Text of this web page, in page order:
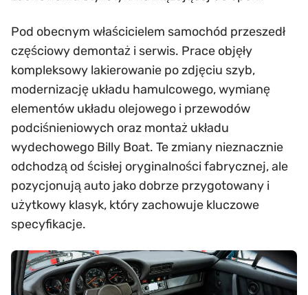
Pod obecnym właścicielem samochód przeszedł
częściowy demontaż i serwis. Prace objęły
kompleksowy lakierowanie po zdjęciu szyb,
modernizację układu hamulcowego, wymianę
elementów układu olejowego i przewodów
podciśnieniowych oraz montaż układu
wydechowego Billy Boat. Te zmiany nieznacznie
odchodzą od ścisłej oryginalności fabrycznej, ale
pozycjonują auto jako dobrze przygotowany i
użytkowy klasyk, który zachowuje kluczowe
specyfikacje.